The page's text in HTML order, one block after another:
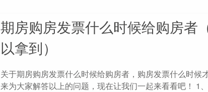
期房购房发票什么时候给购房者
以拿到）
关于期房购房发票什么时候给购房者，购房发票什么时候
来为大家解答以上的问题，现在让我们一起来看看吧！ 1